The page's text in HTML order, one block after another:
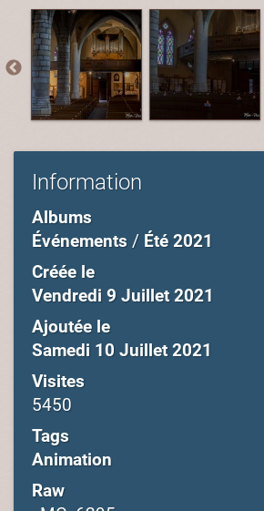
Information
Albums
Événements / Été 2021
Créée le
Vendredi 9 Juillet 2021
Ajoutée le
Samedi 10 Juillet 2021
Visites
5450
Tags
Animation
Raw